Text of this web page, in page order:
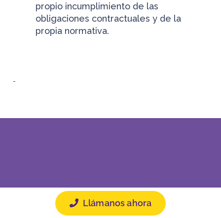
propio incumplimiento de las
obligaciones contractuales y de la
propia normativa.
Llámanos ahora